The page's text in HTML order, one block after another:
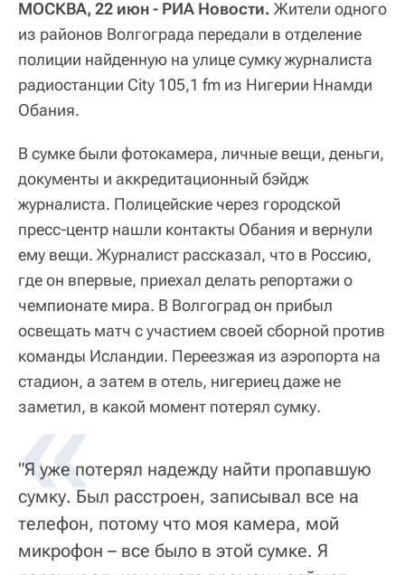
МОСКВА, 22 июн - РИА Новости. Жители одного
из районов Волгограда передали в отделение
полиции найденную на улице сумку журналиста
радиостанции City 105,1 fm из Нигерии Ннамди
Обания.
В сумке были фотокамера, личные вещи, деньги,
документы и аккредитационный бэйдж
журналиста. Полицейские через городской
пресс-центр нашли контакты Обания и вернули
ему вещи. Журналист рассказал, что в Россию,
где он впервые, приехал делать репортажи о
чемпионате мира. В Волгоград он прибыл
освещать матч с участием своей сборной против
команды Исландии. Переезжая из аэропорта на
стадион, а затем в отель, нигериец даже не
заметил, в какой момент потерял сумку.
"Я уже потерял надежду найти пропавшую
сумку. Был расстроен, записывал все на
телефон, потому что моя камера, мой
микрофон – все было в этой сумке. Я